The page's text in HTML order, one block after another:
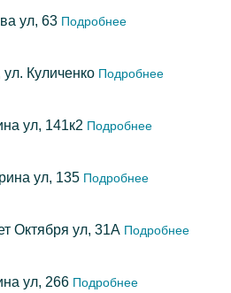
ул, 63 Подробнее
Куличенко Подробнее
ул, 141к2 Подробнее
ул, 135 Подробнее
Октября ул, 31А Подробнее
ул, 266 Подробнее